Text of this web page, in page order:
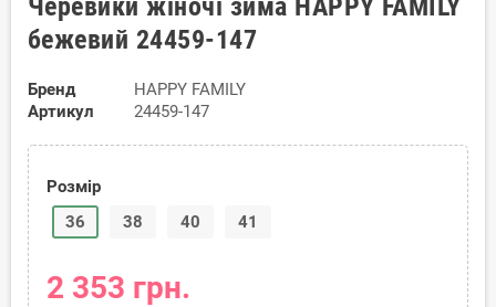
Черевики жіночі зима HAPPY FAMILY
бежевий 24459-147
Бренд
HAPPY FAMILY
Артикул
24459-147
Розмір
36
38 40 41
2 353 грн.